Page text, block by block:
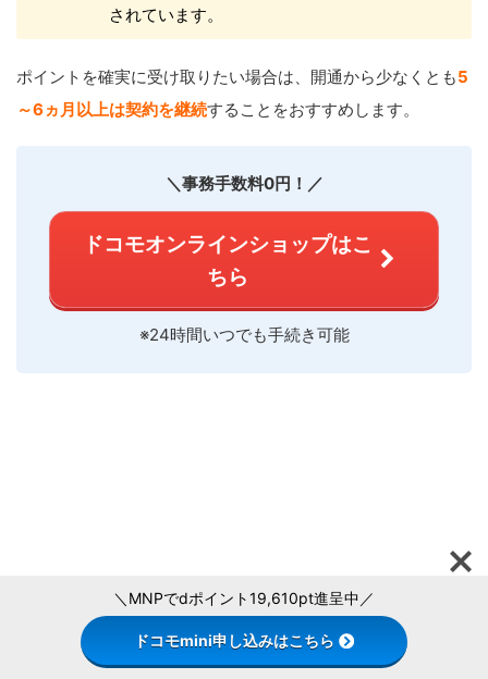
されています。
ポイントを確実に受け取りたい場合は、開通から少なくとも5
～6ヵ月以上は契約を継続することをおすすめします。
＼事務手数料0円！／
ドコモオンラインショップはこ
ちら
※24時間いつでも手続き可能
＼MNPでdポイント19,610pt進呈中／
ドコモmini申し込みはこちら